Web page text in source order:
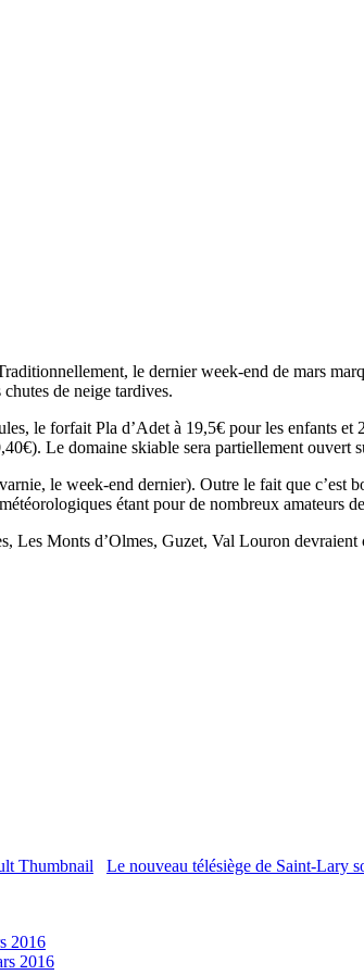
le dernier week-end de mars
de neige tardives.
le forfait Pla d’Adet à 19,5€ pour les enfants
Le domaine skiable sera partiellement ouvert
le week-end dernier). Outre le fait que c’est
étant pour de nombreux amateurs
Monts d’Olmes, Guzet, Val Louron
Le nouveau télésiège de Saint-Lary
2016
2016